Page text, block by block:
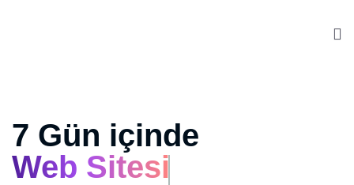
7 Gün içinde
Web Sitesi